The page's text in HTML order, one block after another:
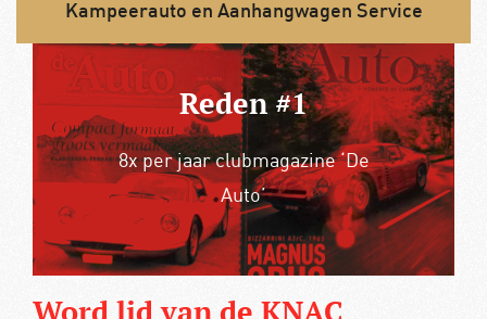
Kampeerauto en Aanhangwagen Service
Reden #2
Uitstekende pechhulppakketten